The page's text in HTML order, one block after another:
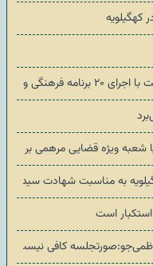
کهگیلویه
و خدماتی
شعبه ویژه قضایی مرهمی بر
به مناسبت شهادت سید
است
کافی نیست،